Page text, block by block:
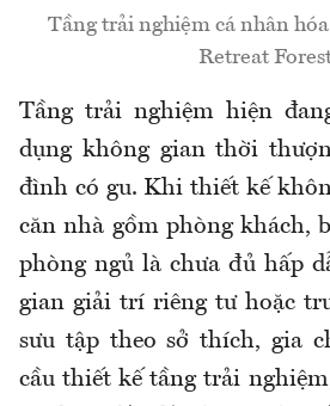
Tầng trải nghiệm cá nhân
Retreat
Tầng trải nghiệm hiện
dụng không gian thời thư
đình có gu. Khi thiết kế kh
căn nhà gồm phòng khách,
phòng ngủ là chưa đủ hấp
gian giải trí riêng tư hoặc tr
sưu tập theo sở thích, gia
cầu thiết kế tầng trải